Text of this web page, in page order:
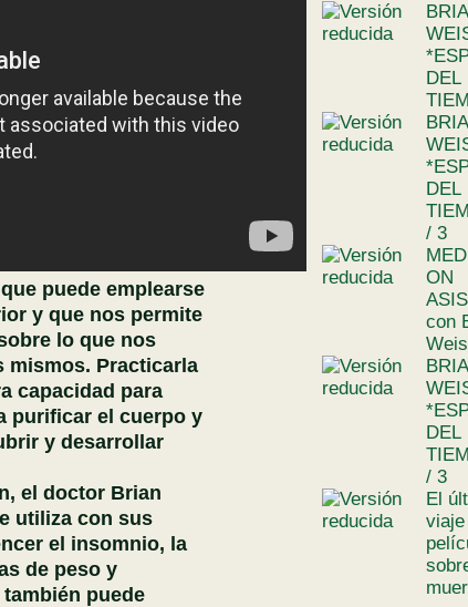
puede emplearse
y que nos permite
lo que nos
mismos. Practicarla
capacidad para
purificar el cuerpo y
y desarrollar
el doctor Brian
utiliza con sus
el insomnio, la
de peso y
puede
DEL
DEL
/ 3
ON
con
DEL
/ 3
El